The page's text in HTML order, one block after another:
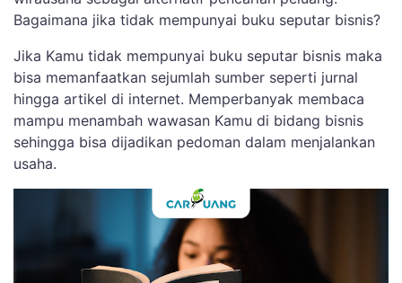
Bagaimana jika tidak mempunyai buku seputar bisnis?
Jika Kamu tidak mempunyai buku seputar bisnis maka
bisa memanfaatkan sejumlah sumber seperti jurnal
hingga artikel di internet. Memperbanyak membaca
mampu menambah wawasan Kamu di bidang bisnis
sehingga bisa dijadikan pedoman dalam menjalankan
usaha.